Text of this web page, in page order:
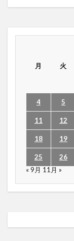
月 火
4 5
11 12
18 19
25 26
« 9月 11月 »